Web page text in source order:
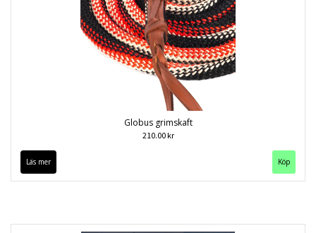
Globus grimskaft
210.00 kr
Läs mer Köp